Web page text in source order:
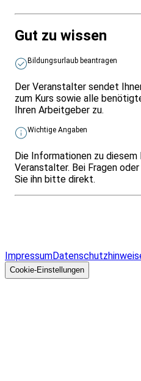
Gut zu wissen
Bildungsurlaub beantragen
Der Veranstalter sendet
zum Kurs sowie alle
Ihren Arbeitgeber zu.
Wichtige Angaben
Die Informationen zu
Veranstalter. Bei Fragen
Sie ihn bitte direkt.
Impressum
Cookie-Einstellungen